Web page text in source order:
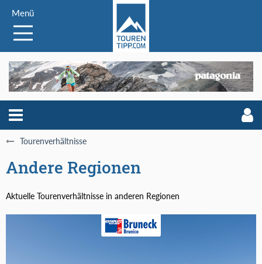
Menü
Tourenverhältnisse
Andere Regionen
Aktuelle Tourenverhältnisse in anderen Regionen